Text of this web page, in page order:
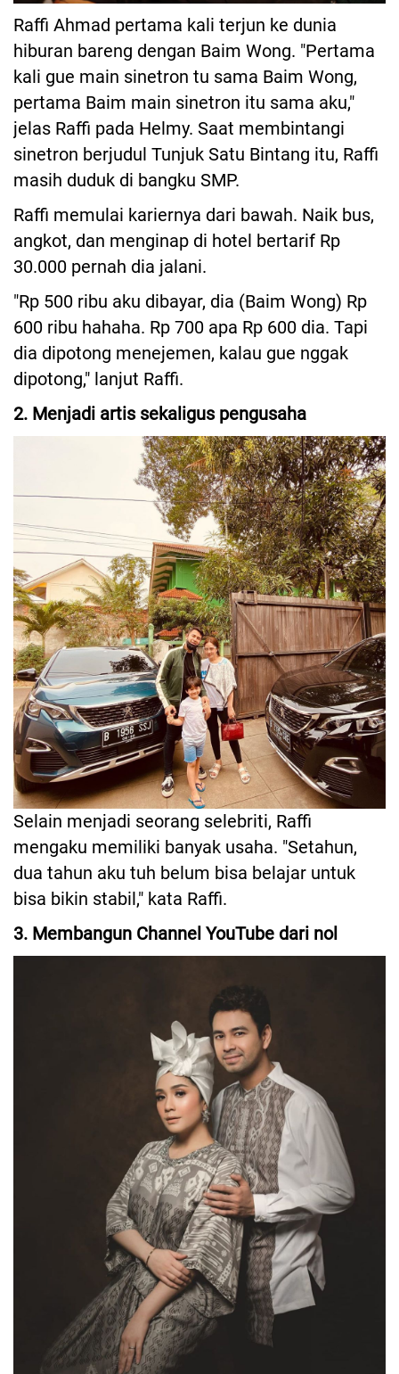
Raffi Ahmad pertama kali terjun ke dunia
hiburan bareng dengan Baim Wong. "Pertama
kali gue main sinetron tu sama Baim Wong,
pertama Baim main sinetron itu sama aku,"
jelas Raffi pada Helmy. Saat membintangi
sinetron berjudul Tunjuk Satu Bintang itu, Raffi
masih duduk di bangku SMP.
Raffi memulai kariernya dari bawah. Naik bus,
angkot, dan menginap di hotel bertarif Rp
30.000 pernah dia jalani.
"Rp 500 ribu aku dibayar, dia (Baim Wong) Rp
600 ribu hahaha. Rp 700 apa Rp 600 dia. Tapi
dia dipotong menejemen, kalau gue nggak
dipotong," lanjut Raffi.
2. Menjadi artis sekaligus pengusaha
Selain menjadi seorang selebriti, Raffi
mengaku memiliki banyak usaha. "Setahun,
dua tahun aku tuh belum bisa belajar untuk
bisa bikin stabil," kata Raffi.
3. Membangun Channel YouTube dari nol